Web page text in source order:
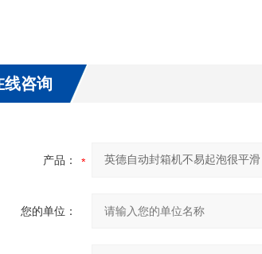
线咨询
产品：
您的单位：